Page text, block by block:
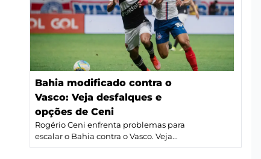
Bahia modificado contra o
Vasco: Veja desfalques e
opções de Ceni
Rogério Ceni enfrenta problemas para
escalar o Bahia contra o Vasco. Veja...